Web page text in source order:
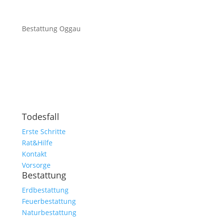
Bestattung Oggau
Todesfall
Erste Schritte
Rat&Hilfe
Kontakt
Vorsorge
Bestattung
Erdbestattung
Feuerbestattung
Naturbestattung